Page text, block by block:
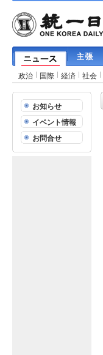
政治 国際 経済 社会
お知らせ
イベント情報
お問合せ